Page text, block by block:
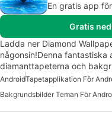
En gratis app
Gratis
Ladda ner Diamond
någonsin!Denna
diamanttapeterna och
AndroidTapetapplikation För
Bakgrundsbilder Teman För